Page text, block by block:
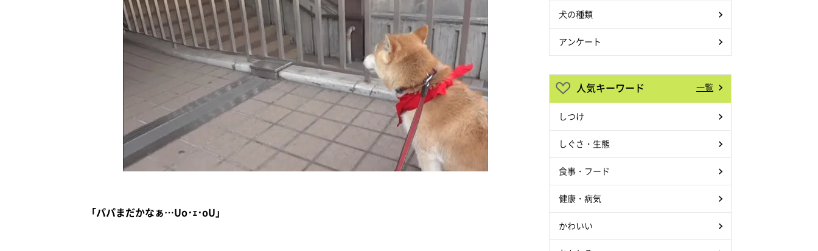
「パパまだかなぁ…Uo･ｪ･oU」
犬の種類
アンケート
人気キーワード 一覧
しつけ
しぐさ・生態
食事・フード
健康・病気
かわいい